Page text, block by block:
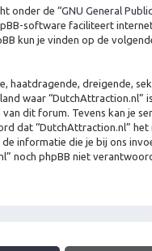
onder de “GNU General
software faciliteert
kun je vinden op de
haatdragende, dreigende,
waar
dit forum. Tevens kan je
dat “DutchAttraction.nl”
informatie die je bij ons
noch phpBB niet